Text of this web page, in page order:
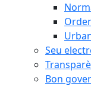
Seu
Bon